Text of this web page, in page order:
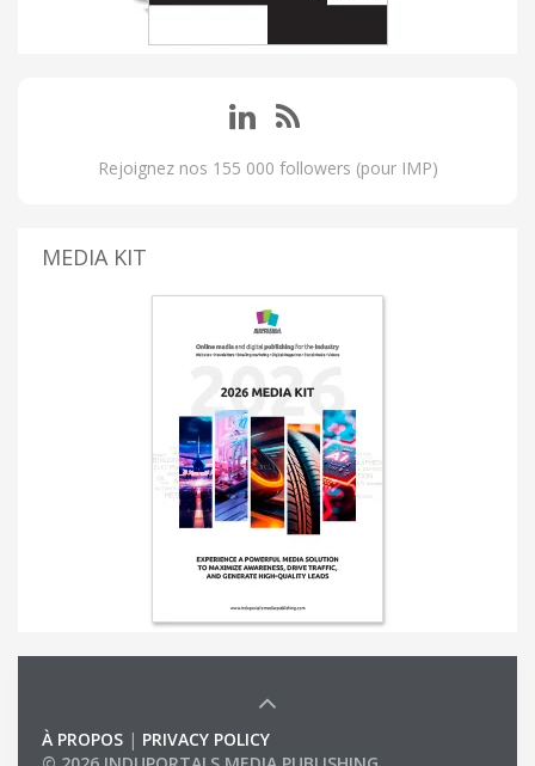
Rejoignez nos 155 000 followers (pour IMP)
MEDIA KIT
À PROPOS | PRIVACY POLICY